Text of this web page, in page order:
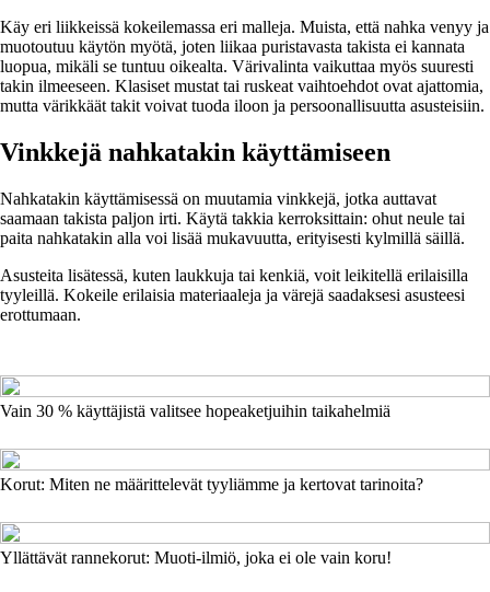
Käy eri liikkeissä kokeilemassa eri malleja. Muista, että nahka venyy ja
muotoutuu käytön myötä, joten liikaa puristavasta takista ei kannata
luopua, mikäli se tuntuu oikealta. Värivalinta vaikuttaa myös suuresti
takin ilmeeseen. Klasiset mustat tai ruskeat vaihtoehdot ovat ajattomia,
mutta värikkäät takit voivat tuoda iloon ja persoonallisuutta asusteisiin.
Vinkkejä nahkatakin käyttämiseen
Nahkatakin käyttämisessä on muutamia vinkkejä, jotka auttavat
saamaan takista paljon irti. Käytä takkia kerroksittain: ohut neule tai
paita nahkatakin alla voi lisää mukavuutta, erityisesti kylmillä säillä.
Asusteita lisätessä, kuten laukkuja tai kenkiä, voit leikitellä erilaisilla
tyyleillä. Kokeile erilaisia materiaaleja ja värejä saadaksesi asusteesi
erottumaan.
Vain 30 % käyttäjistä valitsee hopeaketjuihin taikahelmiä
Korut: Miten ne määrittelevät tyyliämme ja kertovat tarinoita?
Yllättävät rannekorut: Muoti-ilmiö, joka ei ole vain koru!